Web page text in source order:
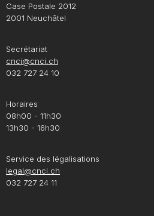
Case Postale 2012
2001 Neuchâtel
Secrétariat
cnci@cnci.ch
032 727 24 10
Horaires
08h00 - 11h30
13h30 - 16h30
Service des légalisations
legal@cnci.ch
032 727 24 11